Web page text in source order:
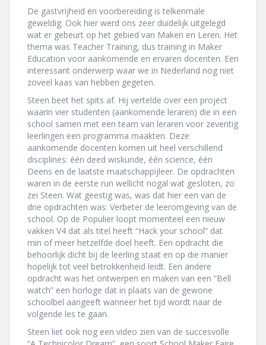
De gastvrijheid en voorbereiding is telkenmale
geweldig. Ook hier werd ons zeer duidelijk uitgelegd
wat er gebeurt op het gebied van Maken en Leren. Het
thema was Teacher Training, dus training in Maker
Education voor aankomende en ervaren docenten. Een
interessant onderwerp waar we in Nederland nog niet
zoveel kaas van hebben gegeten.
Steen beet het spits af. Hij vertelde over een project
waarin vier studenten (aankomende leraren) die in een
school samen met een team van leraren voor zeventig
leerlingen een programma maakten. Deze
aankomende docenten komen uit heel verschillend
disciplines: één deed wiskunde, één science, één
Deens en de laatste maatschappijleer. De opdrachten
waren in de eerste run wellicht nogal wat gesloten, zo
zei Steen. Wat geestig was, was dat hier een van de
drie opdrachten was: Verbeter de leeromgeving van de
school. Op de Populier loopt momenteel een nieuw
vakken V4 dat als titel heeft “Hack your school” dat
min of meer hetzelfde doel heeft. Een opdracht die
behoorlijk dicht bij de leerling staat en op die manier
hopelijk tot veel betrokkenheid leidt. Een andere
opdracht was het ontwerpen en maken van een “Bell
watch” een horloge dat in plaats van de gewone
schoolbel aangeeft wanneer het tijd wordt naar de
volgende les te gaan.
Steen liet ook nog een video zien van de succesvolle